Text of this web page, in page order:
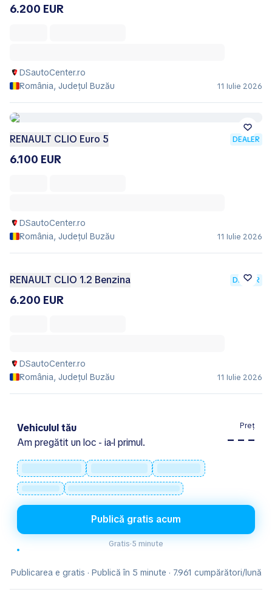
6.200 EUR
DSautoCenter.ro
România, Județul Buzău
11 Iulie 2026
RENAULT CLIO Euro 5 DEALER
6.100 EUR
DSautoCenter.ro
România, Județul Buzău
11 Iulie 2026
RENAULT CLIO 1.2 Benzina DEALER
6.200 EUR
DSautoCenter.ro
România, Județul Buzău
11 Iulie 2026
Vehiculul tău
Am pregătit un loc - ia-l primul.
Preț
– – –
Publică gratis acum
Gratis·5 minute
Publicarea e gratis · Publică în 5 minute · 7.961 cumpărători/lună